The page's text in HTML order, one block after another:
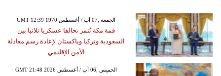
GMT 12:39 1970 الجمعة ,07 آب / أغسطس
قمة مكة تُثمر تحالفا عسكريا ثلاثيا بين
السعودية وتركيا وباكستان لإعادة رسم معادلة
الأمن الإقليمي
GMT 21:48 2026 الخميس ,06 آب / أغسطس